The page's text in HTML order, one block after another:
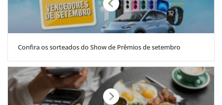
Confira os sorteados do Show de Prêmios de setembro